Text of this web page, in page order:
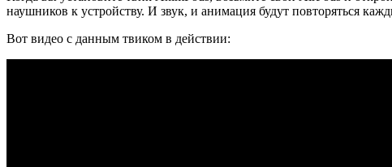
наушников к устройству. И звук, и анимация будут повторяться
Вот видео с данным твиком в действии: